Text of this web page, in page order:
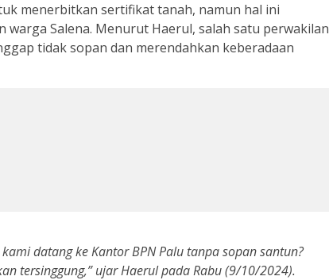
menerbitkan sertifikat tanah, namun hal ini
warga Salena. Menurut Haerul, salah satu perwakilan
tidak sopan dan merendahkan keberadaan
datang ke Kantor BPN Palu tanpa sopan santun?
tersinggung,” ujar Haerul pada Rabu (9/10/2024).